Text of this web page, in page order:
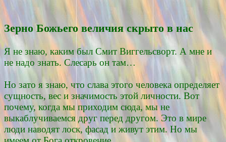
Зерно Божьего величия скрыто в нас
Я не знаю, каким был Смит Виггельсворт. А мне и
не надо знать. Слесарь он там…
Но зато я знаю, что слава этого человека определяет
сущность, вес и значимость этой личности. Вот
почему, когда мы приходим сюда, мы не
выкаблучиваемся друг перед другом. Это в мире
люди наводят лоск, фасад и живут этим. Но мы